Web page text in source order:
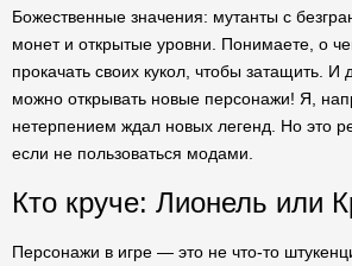
Божественные значения: мутанты с
монет и открытые уровни. Понимаете, о
прокачать своих кукол, чтобы затащить. И
можно открывать новые персонажи! Я,
нетерпением ждал новых легенд. Но это
если не пользоваться модами.
Кто круче: Лионель или
Персонажи в игре — это не что-то